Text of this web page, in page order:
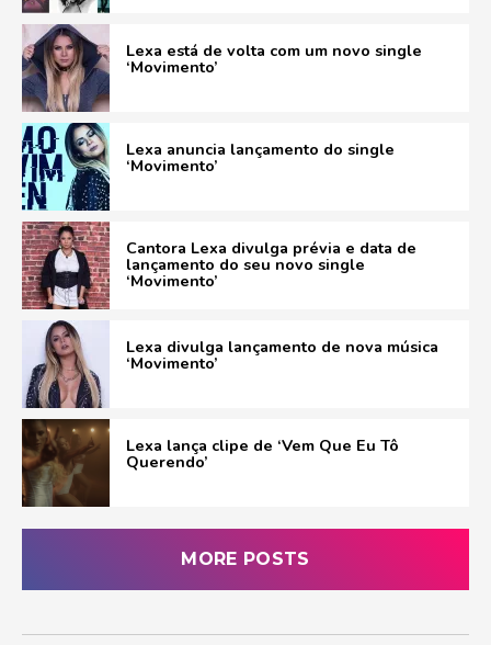
Lexa está de volta com um novo single
‘Movimento’
Lexa anuncia lançamento do single
‘Movimento’
Cantora Lexa divulga prévia e data de
lançamento do seu novo single
‘Movimento’
Lexa divulga lançamento de nova música
‘Movimento’
Lexa lança clipe de ‘Vem Que Eu Tô
Querendo’
MORE POSTS